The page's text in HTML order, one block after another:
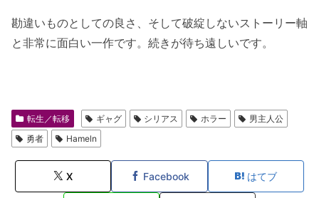
勘違いものとしての良さ、そして破綻しないストーリー軸
と非常に面白い一作です。続きが待ち遠しいです。
転生／転移 ギャグ シリアス ホラー
男主人公
勇者
Hameln
X Facebook はてブ